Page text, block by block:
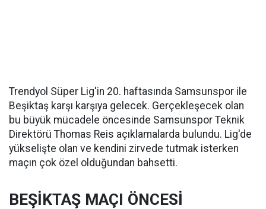
Trendyol Süper Lig'in 20. haftasında Samsunspor ile
Beşiktaş karşı karşıya gelecek. Gerçekleşecek olan
bu büyük mücadele öncesinde Samsunspor Teknik
Direktörü Thomas Reis açıklamalarda bulundu. Lig'de
yükselişte olan ve kendini zirvede tutmak isterken
maçın çok özel olduğundan bahsetti.
BEŞİKTAŞ MAÇI ÖNCESİ